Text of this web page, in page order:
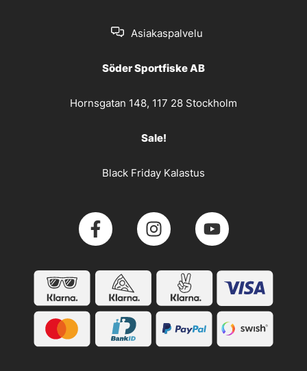
Asiakaspalvelu
Söder Sportfiske AB
Hornsgatan 148, 117 28 Stockholm
Sale!
Black Friday Kalastus